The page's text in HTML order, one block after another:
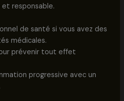
responsable.
de santé si vous avez des
médicales.
prévenir tout effet
progressive avec un